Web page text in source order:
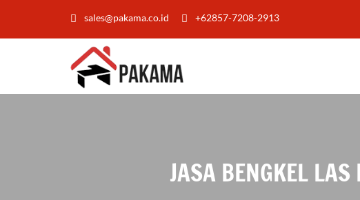
sales@pakama.co.id +62857-7208-2913
JASA BENGKEL LAS